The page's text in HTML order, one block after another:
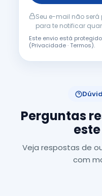
Seu e-mail não
para te notificar
Este envio está
(Privacidade·Termos).
Perguntas
Veja respostas de
com